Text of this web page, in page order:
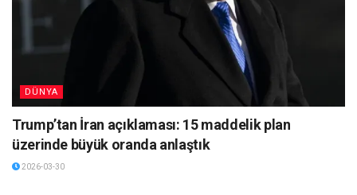
DÜNYA
Trump’tan İran açıklaması: 15 maddelik plan
üzerinde büyük oranda anlaştık
2026-03-30